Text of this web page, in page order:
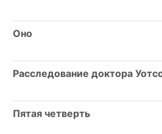
Оно
Расследование доктора
Пятая четверть